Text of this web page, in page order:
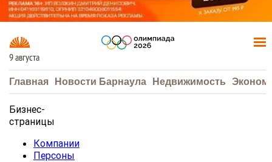
9 августа
Главная Новости Барнаула Недвижимость
Бизнес-
страницы
Компании
Персоны